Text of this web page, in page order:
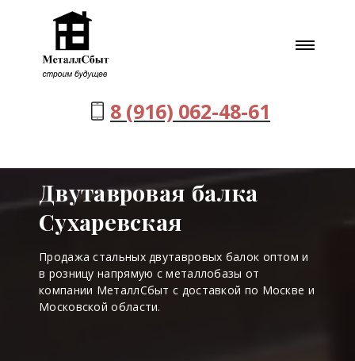
8 (916) 062-48-61
Двутавровая балка
Сухаревская
Продажа стальных двутавровых балок оптом и
в розницу напрямую с металлобазы от
компании МеталлСбыт с доставкой по Москве и
Московской области.